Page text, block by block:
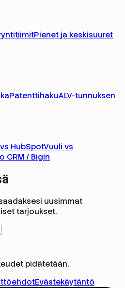
Pienet ja keskisuuret
PatenttihakuALV-tunnuksen
HubSpotVuuli vs
CRM / Bigin
uusimmat
tarjoukset.
pidätetään.
Evästekäytäntö